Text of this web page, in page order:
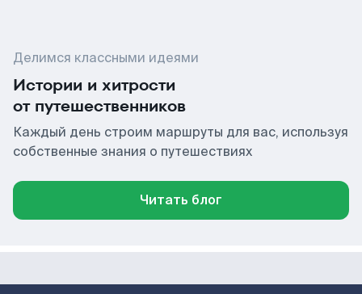
Делимся классными идеями
Истории и хитрости
от путешественников
Каждый день строим маршруты для вас, используя
собственные знания о путешествиях
Читать блог